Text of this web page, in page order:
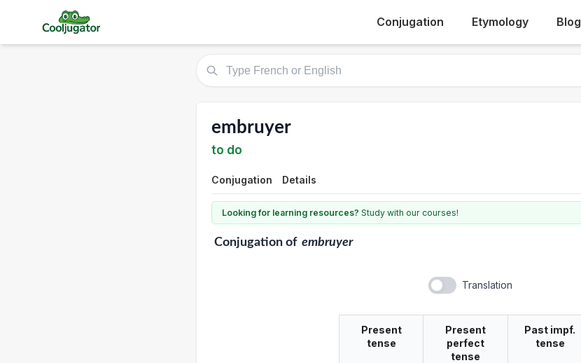
Conjugation Etymology Blog
embruyer
to do
Conjugation Details
Looking for learning resources? Study with our courses!
Conjugationof embruyer
Translation
Present
tense
Present
perfect
tense
Past impf.
tense